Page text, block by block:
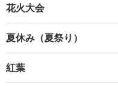
花火大会
夏休み（夏祭り）
紅葉